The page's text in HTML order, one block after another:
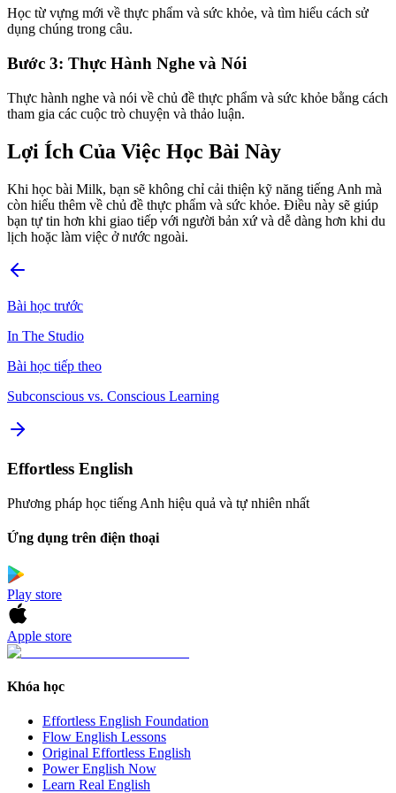
Học từ vựng mới về thực phẩm và sức khỏe, và tìm hiểu cách sử
dụng chúng trong câu.
Bước 3: Thực Hành Nghe và Nói
Thực hành nghe và nói về chủ đề thực phẩm và sức khỏe bằng cách
tham gia các cuộc trò chuyện và thảo luận.
Lợi Ích Của Việc Học Bài Này
Khi học bài Milk, bạn sẽ không chỉ cải thiện kỹ năng tiếng Anh mà
còn hiểu thêm về chủ đề thực phẩm và sức khỏe. Điều này sẽ giúp
bạn tự tin hơn khi giao tiếp với người bản xứ và dễ dàng hơn khi du
lịch hoặc làm việc ở nước ngoài.
Bài học trước
In The Studio
Bài học tiếp theo
Subconscious vs. Conscious Learning
Effortless English
Phương pháp học tiếng Anh hiệu quả và tự nhiên nhất
Ứng dụng trên điện thoại
Play store
Apple store
Khóa học
Effortless English Foundation
Flow English Lessons
Original Effortless English
Power English Now
Learn Real English